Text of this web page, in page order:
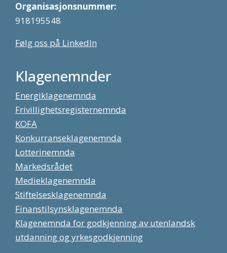
Organisasjonsnummer:
918195548
Følg oss på LinkedIn
Klagenemnder
Energiklagenemnda
Frivillighetsregisternemnda
KOFA
Konkurranseklagenemnda
Lotterinemnda
Markedsrådet
Medieklagenemnda
Stiftelsesklagenemnda
Finanstilsynsklagenemnda
Klagenemnda for godkjenning av utenlandsk
utdanning og yrkesgodkjenning